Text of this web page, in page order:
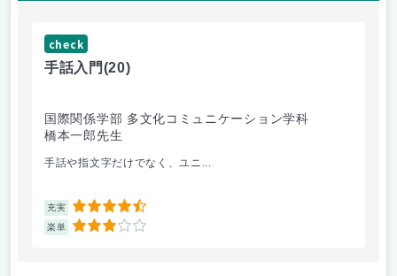
check
手話入門(20)
国際関係学部 多文化コミュニケーション学科
橋本一郎先生
手話や指文字だけでなく、ユニ...
充実 4.5
楽単 3